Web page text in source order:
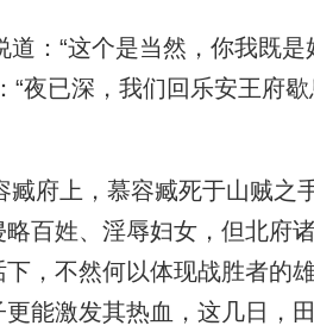
：“这个是当然，你我既是
“夜已深，我们回乐安王府
府上，慕容臧死于山贼之
百姓、淫辱妇女，但北府
，不然何以体现战胜者的
能激发其热血，这几日，